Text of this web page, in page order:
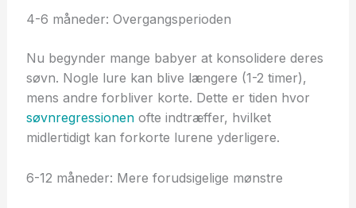
4-6 måneder: Overgangsperioden
Nu begynder mange babyer at konsolidere deres
søvn. Nogle lure kan blive længere (1-2 timer),
mens andre forbliver korte. Dette er tiden hvor
søvnregressionenofte indtræffer, hvilket
midlertidigt kan forkorte lurene yderligere.
6-12 måneder: Mere forudsigelige mønstre